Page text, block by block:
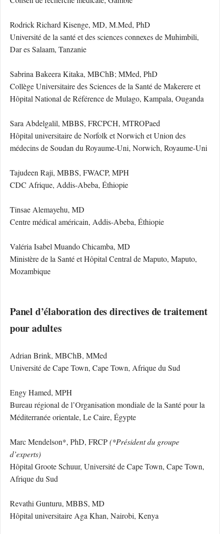
Rodrick Richard Kisenge, MD, M.Med, PhD
Université de la santé et des sciences connexes de Muhimbili,
Dar es Salaam, Tanzanie
Sabrina Bakeera Kitaka, MBChB; MMed, PhD
Collège Universitaire des Sciences de la Santé de Makerere et
Hôpital National de Référence de Mulago, Kampala, Ouganda
Sara Abdelgalil, MBBS, FRCPCH, MTROPaed
Hôpital universitaire de Norfolk et Norwich et Union des
médecins de Soudan du Royaume-Uni, Norwich, Royaume-Uni
Tajudeen Raji, MBBS, FWACP, MPH
CDC Afrique, Addis-Abeba, Éthiopie
Tinsae Alemayehu, MD
Centre médical américain, Addis-Abeba, Éthiopie
Valéria Isabel Muando Chicamba, MD
Ministère de la Santé et Hôpital Central de Maputo, Maputo,
Mozambique
Panel d’élaboration des directives de traitement
pour adultes
Adrian Brink, MBChB, MMed
Université de Cape Town, Cape Town, Afrique du Sud
Engy Hamed, MPH
Bureau régional de l’Organisation mondiale de la Santé pour la
Méditerranée orientale, Le Caire, Égypte
Marc Mendelson*, PhD, FRCP(*Président du groupe
d’experts)
Hôpital Groote Schuur, Université de Cape Town, Cape Town,
Afrique du Sud
Revathi Gunturu, MBBS, MD
Hôpital universitaire Aga Khan, Nairobi, Kenya